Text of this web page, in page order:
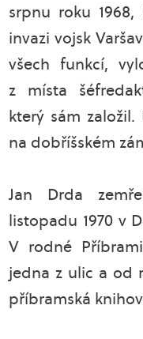
srpnu roku
invazi vojsk
všech funkcí,
z místa
který sám
na dobříšském
Jan Drda
listopadu 1970 v
V rodné
jedna z ulic a od
příbramská